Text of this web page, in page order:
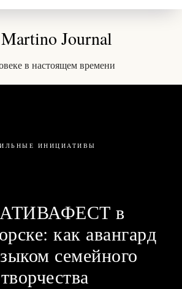
Journal
в настоящем времени
ИНИЦИАТИВЫ
в
как авангард
семейного
творчества